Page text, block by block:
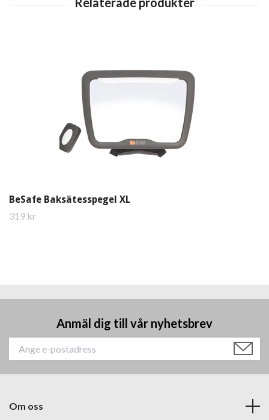
BeSafe Baksätesspegel XL
319 kr
Anmäl dig till vår nyhetsbrev
Om oss